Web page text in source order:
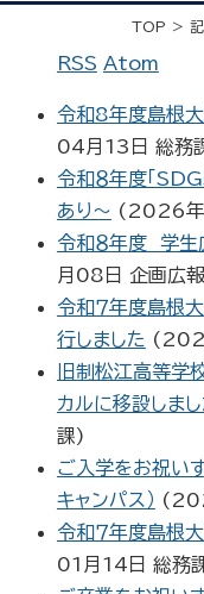
TOP
RSS Atom
令和8年度島根
04月13日 総務
令和８年度「
あり～ ( 2026
令和８年度 学生
月08日 企画広
令和７年度島根
行しました (
旧制松江高等学
カルに移設しまし
課)
ご入学をお祝い
キャンパス） (
令和７年度島根
01月14日 総務